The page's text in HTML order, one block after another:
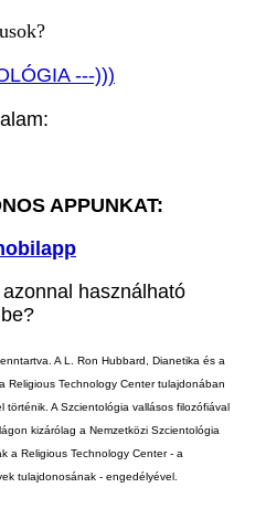
---)))
APPUNKAT:
használható
A L. Ron Hubbard, Dianetika és a
Religious Technology Center tulajdonában
A Szcientológia vallásos filozófiával
kizárólag a Nemzetközi Szcientológia
a Religious Technology Center - a
tulajdonosának - engedélyével.